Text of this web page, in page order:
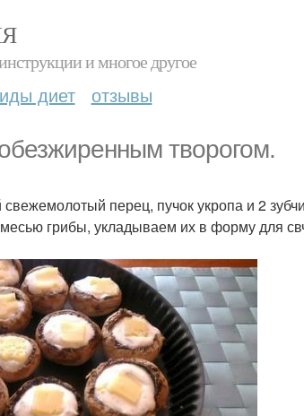
и многое другое
диет отзывы
творогом.
перец, пучок укропа и 2
грибы, укладываем их в форму для